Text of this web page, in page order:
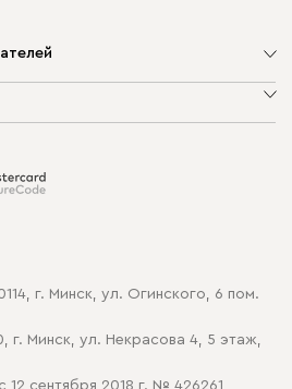
cookie
г. Минск, ул. Огинского, 6 пом.
г. Минск, ул. Некрасова 4, 5 этаж,